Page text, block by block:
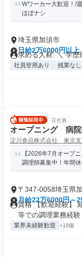
Wワーカー大歓迎！/
ほぼナシ
埼玉県加須市
日給2万6000円以上
求める人材: ＼ 学
社員登用あり 残業なし
正社員
オープニング 病院
淀川食品株式会社 東京
【2026年7月オープ
調理師募集中！年間
〒347-0058埼玉県
月給22万6000円～
資格 【歓迎経験】
等での調理業務経験
業界未経験歓迎 +18個